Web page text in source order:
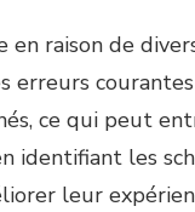
raison de
erreurs
ce qui peut
identifiant les
leur